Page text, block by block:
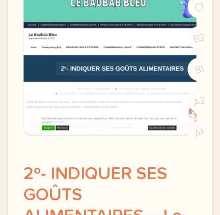
C1
B2
B1
A2
A1
2º- INDIQUER SES
GOÛTS